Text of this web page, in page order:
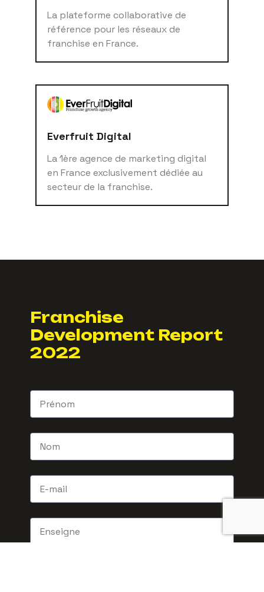
La plateforme collaborative de
référence pour les réseaux de
franchise en France.
Everfruit Digital
La 1ère agence de marketing digital
en France exclusivement dédiée au
secteur de la franchise.
Franchise
Development Report
2022